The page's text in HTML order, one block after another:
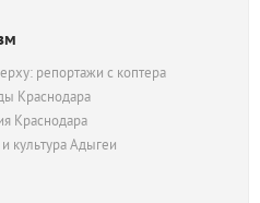
репортажи с коптера
Краснодара
Краснодара
культура Адыгеи